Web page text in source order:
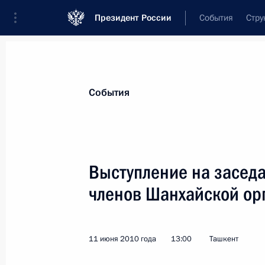
Президент России События
Катыриным
События
Выступление на
членов Шанхайской
11 июня 2010 года 13:00 Ташкент